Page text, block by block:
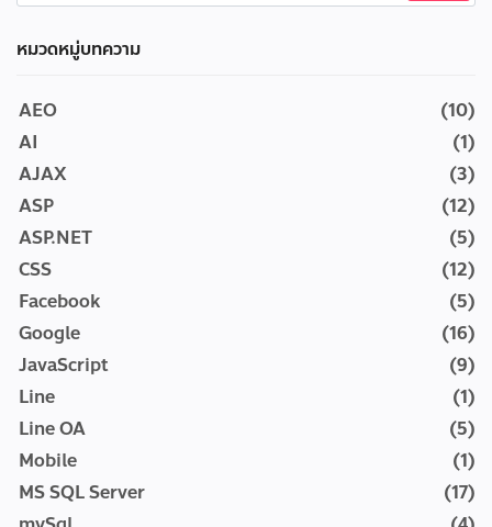
หมวดหมู่บทความ
AEO
(10)
AI
(1)
AJAX
(3)
ASP
(12)
ASP.NET
(5)
CSS
(12)
Facebook
(5)
Google
(16)
JavaScript
(9)
Line
(1)
Line OA
(5)
Mobile
(1)
MS SQL Server
(17)